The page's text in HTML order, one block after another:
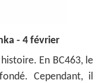
- 4 février
En BC463, le
Cependant, il